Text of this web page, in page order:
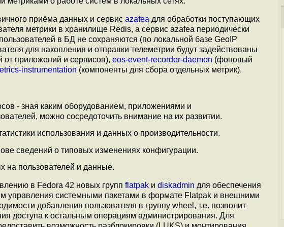
приёма данных и сервис azafea для обработки поступающих
метрики в хранилище Redis, а сервис azafea периодически
в БД не сохраняются (по локальной базе GeoIP
для накопления и отправки телеметрии будут задействованы
приложений и сервисов), eos-event-recorder-daemon (фоновый
instrumentation (компоненты для сбора отдельных метрик).
- зная каким оборудованием, приложениями и
можно сосредоточить внимание на их развитии.
использования и данных о производительности.
сведений о типовых изменениях конфигурации.
на пользователей и данные.
в Fedora 42 новых групп flatpak и diskadmin для обеспечения
управления системными пакетами в формате Flatpak и внешними
добавления пользователя в группу wheel, т.е. позволит
доступа к остальным операциям администрирования. Для